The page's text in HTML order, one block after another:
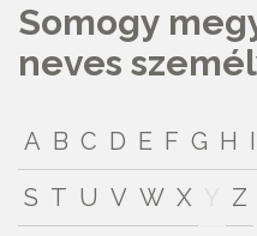
Somogy
neves
A B C D E F G H I
S T U V W X Z